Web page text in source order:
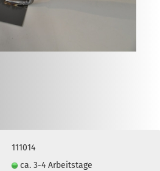
111014
ca. 3-4 Arbeitstage